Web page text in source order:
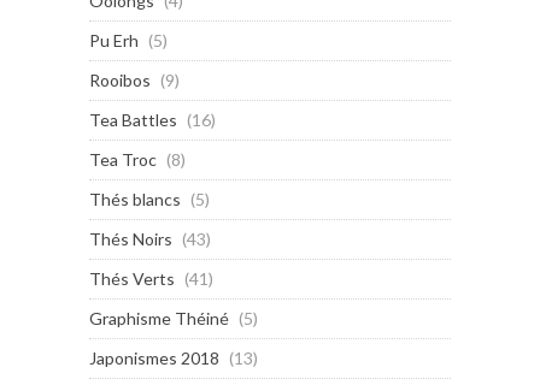
Pu Erh (5)
Rooibos (9)
Tea Battles (16)
Tea Troc (8)
Thés blancs (5)
Thés Noirs (43)
Thés Verts (41)
Graphisme Théiné (5)
Japonismes 2018 (13)